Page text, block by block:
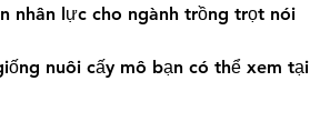
nhân lực cho ngành trồng trọt nói
nuôi cấy mô bạn có thể xem tại